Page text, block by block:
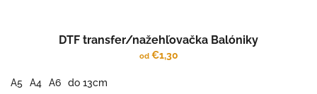
DTF transfer/nažehľovačka Balóniky
od€1,30
A5 A4 A6 do 13cm